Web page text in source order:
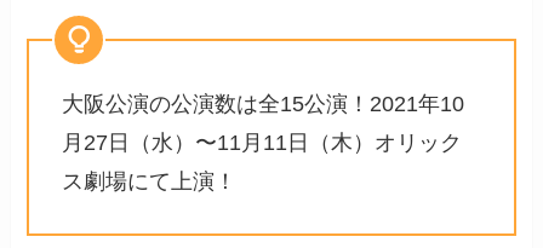
大阪公演の公演数は全15公演！2021年10
月27日（水）〜11月11日（木）オリック
ス劇場にて上演！